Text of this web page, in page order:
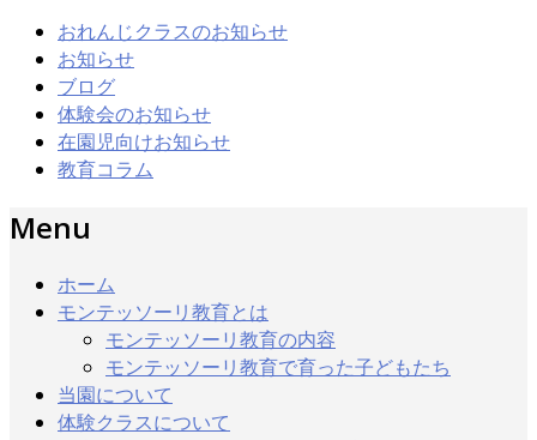
おれんじクラスのお知らせ
お知らせ
ブログ
体験会のお知らせ
在園児向けお知らせ
教育コラム
Menu
ホーム
モンテッソーリ教育とは
モンテッソーリ教育の内容
モンテッソーリ教育で育った子どもたち
当園について
体験クラスについて